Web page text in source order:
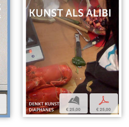
b
€ 25,00
p
€ 25,00